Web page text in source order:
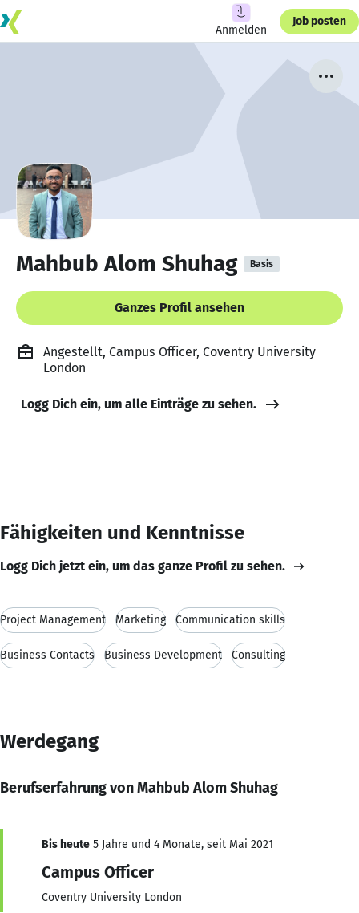
Anmelden
Job posten
Mahbub Alom Shuhag Basis
Ganzes Profil ansehen
Angestellt, Campus Officer, Coventry University
London
Logg Dich ein, um alle Einträge zu sehen.
Fähigkeiten und Kenntnisse
Logg Dich jetzt ein, um das ganze Profil zu sehen.
Project Management Marketing Communication skills
Business Contacts Business Development Consulting
Werdegang
Berufserfahrung von Mahbub Alom Shuhag
Bis heute 5 Jahre und 4 Monate, seit Mai 2021
Campus Officer
Coventry University London